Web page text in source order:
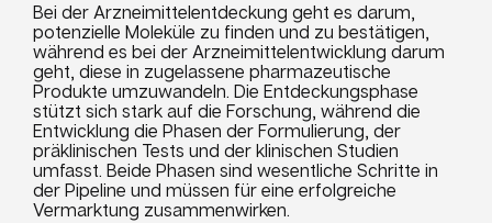
Bei der Arzneimittelentdeckung geht es darum,
potenzielle Moleküle zu finden und zu bestätigen,
während es bei der Arzneimittelentwicklung darum
geht, diese in zugelassene pharmazeutische
Produkte umzuwandeln. Die Entdeckungsphase
stützt sich stark auf die Forschung, während die
Entwicklung die Phasen der Formulierung, der
präklinischen Tests und der klinischen Studien
umfasst. Beide Phasen sind wesentliche Schritte in
der Pipeline und müssen für eine erfolgreiche
Vermarktung zusammenwirken.